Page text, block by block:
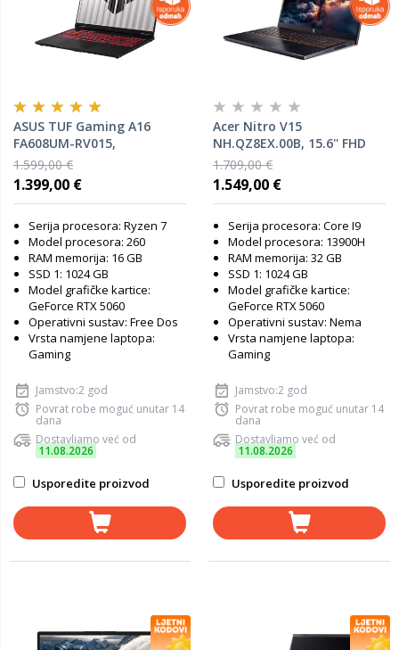
ASUS TUF Gaming A16
FA608UM-RV015,
90NR0KV1-M002K0, 16"
FHD+ IPS 165Hz, AMD Ryzen
7 260, 16GB RAM, 1TB SSD,
FreeDOS, laptop
1.599,00 €
1.399,00 €
Serija procesora: Ryzen 7
Model procesora: 260
RAM memorija: 16 GB
SSD 1: 1024 GB
Model grafičke kartice:
GeForce RTX 5060
Operativni sustav: Free Dos
Vrsta namjene laptopa:
Gaming
Jamstvo:2 god
Povrat robe moguć unutar 14
dana
Dostavljamo već od
11.08.2026
Usporedite proizvod
Acer Nitro V15
NH.QZ8EX.00B, 15.6'' FHD
IPS 165Hz, Intel Core i9-
13900H, 32GB RAM, 1TB
SSD, nVidia GeForce RTX
1.709,00 €
1.549,00 €
Serija procesora: Core I9
Model procesora: 13900H
RAM memorija: 32 GB
SSD 1: 1024 GB
Model grafičke kartice:
GeForce RTX 5060
Operativni sustav: Nema
Vrsta namjene laptopa:
Gaming
Jamstvo:2 god
Povrat robe moguć unutar 14
dana
Dostavljamo već od
11.08.2026
Usporedite proizvod